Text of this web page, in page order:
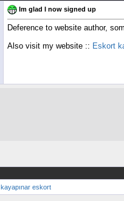
Im glad I now signed up
Deference to website author,
Also visit my website :: Eskort
kayapınar eskort